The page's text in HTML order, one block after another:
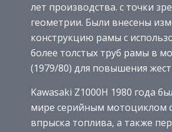
лет производства. с точки
геометрии. Были внесены
конструкцию рамы с
более толстых труб рамы в
(1979/80) для повышения
Kawasaki Z1000H 1980 года
мире серийным мотоциклом
впрыска топлива, а также